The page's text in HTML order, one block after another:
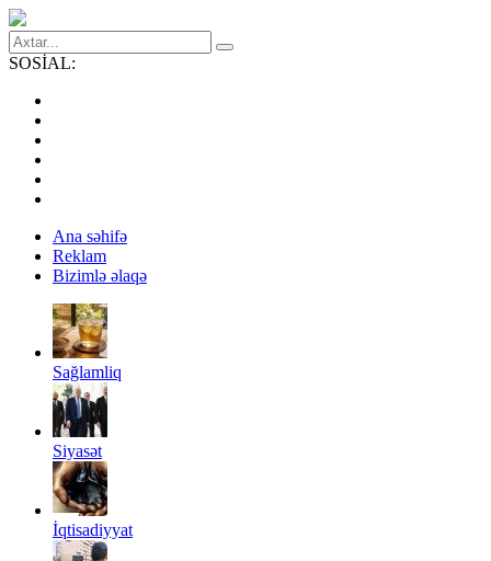
SOSİAL:
Ana səhifə
Reklam
Bizimlə əlaqə
Sağlamliq
Siyasət
İqtisadiyyat